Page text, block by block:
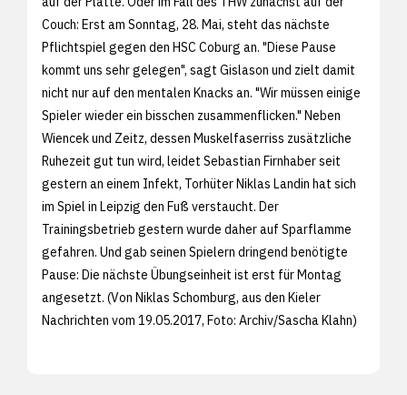
Couch: Erst am Sonntag, 28. Mai, steht das nächste
Pflichtspiel gegen den HSC Coburg an. "Diese Pause
kommt uns sehr gelegen", sagt Gislason und zielt damit
nicht nur auf den mentalen Knacks an. "Wir müssen einige
Spieler wieder ein bisschen zusammenflicken." Neben
Wiencek und Zeitz, dessen Muskelfaserriss zusätzliche
Ruhezeit gut tun wird, leidet Sebastian Firnhaber seit
gestern an einem Infekt, Torhüter Niklas Landin hat sich
im Spiel in Leipzig den Fuß verstaucht. Der
Trainingsbetrieb gestern wurde daher auf Sparflamme
gefahren. Und gab seinen Spielern dringend benötigte
Pause: Die nächste Übungseinheit ist erst für Montag
angesetzt. (Von Niklas Schomburg, aus den Kieler
Nachrichten vom 19.05.2017, Foto: Archiv/Sascha Klahn)